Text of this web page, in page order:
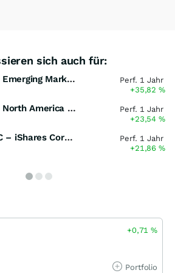
sich auch für:
iShares MSCI Emerging Markets UCITS ETF (Dist)
Perf. 1 Jahr
+35,82%
iShares MSCI North America UCITS ETF
Perf. 1 Jahr
+23,54%
iShares II PLC – iShares Core MSCI Europe UCITS ETF
Perf. 1 Jahr
+21,86%
+0,71%
Portfolio